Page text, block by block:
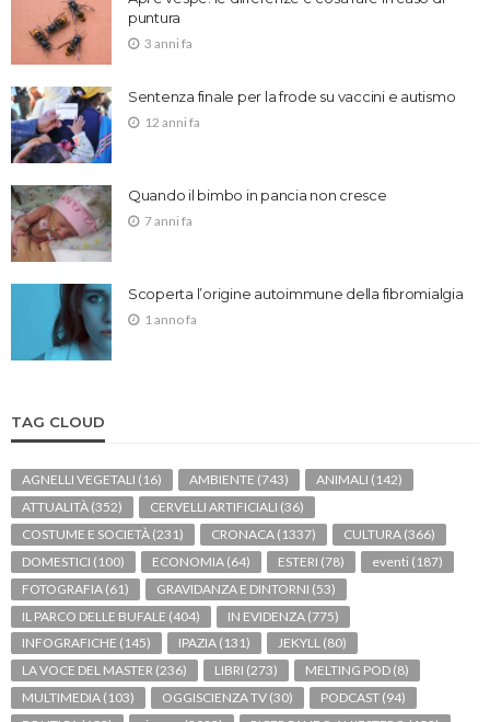
puntura
3 anni fa
Sentenza finale per la frode su vaccini e autismo
12 anni fa
Quando il bimbo in pancia non cresce
7 anni fa
Scoperta l’origine autoimmune della fibromialgia
1 anno fa
TAG CLOUD
AGNELLI VEGETALI (16) AMBIENTE (743) ANIMALI (142)
ATTUALITÀ (352) CERVELLI ARTIFICIALI (36)
COSTUME E SOCIETÀ (231) CRONACA (1337) CULTURA (366)
DOMESTICI (100) ECONOMIA (64) ESTERI (78) eventi (187)
FOTOGRAFIA (61) GRAVIDANZA E DINTORNI (53)
IL PARCO DELLE BUFALE (404) IN EVIDENZA (775)
INFOGRAFICHE (145) IPAZIA (131) JEKYLL (80)
LA VOCE DEL MASTER (236) LIBRI (273) MELTING POD (8)
MULTIMEDIA (103) OGGISCIENZA TV (30) PODCAST (94)